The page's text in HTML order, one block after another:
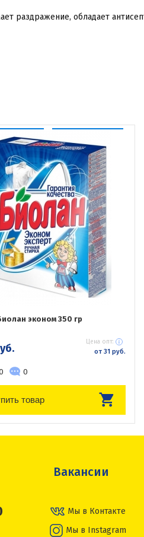
раздражение, обладает
эконом 350 гр
Цена опт:
от 31 руб.
0
товар
Вакансии
Мы в Контакте
Мы в Instagram